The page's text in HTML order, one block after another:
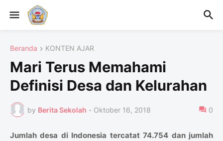
Beranda KONTEN AJAR
Mari Terus Memahami
Definisi Desa dan Kelurahan
by Berita Sekolah - Oktober 16, 2018 0
Jumlah desa di Indonesia tercatat 74.754 dan jumlah